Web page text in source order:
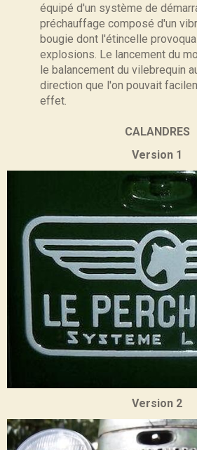
équipé d'un système de
préchauffage composé d'un
bougie dont l'étincelle
explosions. Le lancement du
le balancement du vilebrequin
direction que l'on pouvait
effet.
CALANDRES
Version 1
Version 2